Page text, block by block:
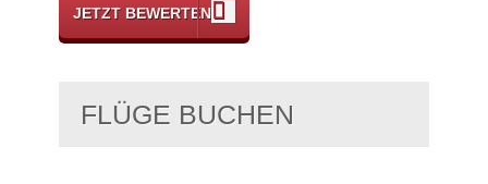
JETZT BEWERTEN
FLÜGE BUCHEN